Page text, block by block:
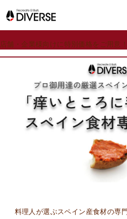
店舗・企業様向けに特別価格をご用意！
料理人が選ぶスペイン産食材の専